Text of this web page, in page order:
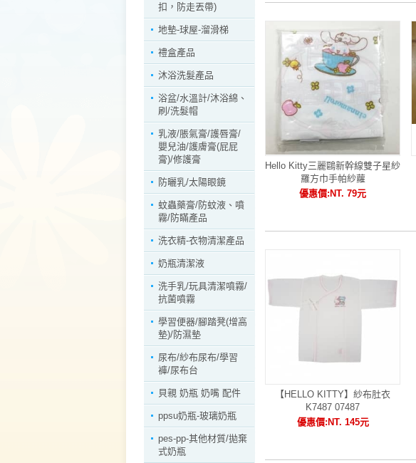
扣，防走丟帶)
地墊-球屋-溜滑梯
禮盒產品
沐浴洗髮產品
浴盆/水溫計/沐浴綿、
刷/洗髮帽
乳液/脹氣膏/護唇膏/
嬰兒油/護膚膏(屁屁
膏)/修護膏
防曬乳/太陽眼鏡
蚊蟲藥膏/防蚊液、噴
霧/防瞞產品
洗衣精-衣物清潔產品
奶瓶清潔液
洗手乳/玩具清潔噴霧/
抗菌噴霧
學習便器/腳踏凳(增高
墊)/防濕墊
尿布/紗布尿布/學習
褲/尿布台
貝親 奶瓶 奶嘴 配件
ppsu奶瓶-玻璃奶瓶
pes-pp-其他材質/拋棄
式奶瓶
Hello Kitty三麗鷗新幹線雙子星紗
羅方巾手帕紗蘿
優惠價:NT. 79元
【HELLO KITTY】紗布肚衣
K7487 07487
優惠價:NT. 145元